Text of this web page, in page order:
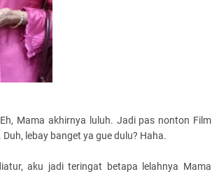
Mama akhirnya luluh. Jadi pas nonton Film
lebay banget ya gue dulu? Haha.
aku jadi teringat betapa lelahnya Mama